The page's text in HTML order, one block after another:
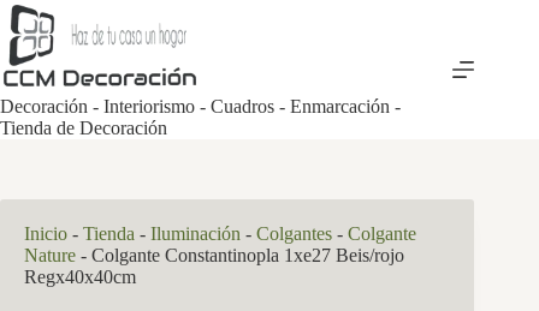
Saltar
al
contenido
Decoración - Interiorismo - Cuadros - Enmarcación -
Tienda de Decoración
Inicio - Tienda - Iluminación - Colgantes - Colgante
Nature - Colgante Constantinopla 1xe27 Beis/rojo
Regx40x40cm